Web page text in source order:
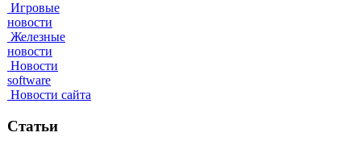
Игровые
новости
Железные
новости
Новости
software
Новости сайта
Статьи